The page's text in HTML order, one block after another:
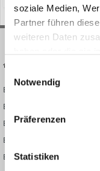
soziale Medien,
Partner führen
weiteren Daten
Einwilligungsauswahl
Notwendig
Präferenzen
Statistiken
Bauforum24 News
Bauforum24 TV
BF24 Mediathek
BF24 Fotostrecken
Bauforum Shop